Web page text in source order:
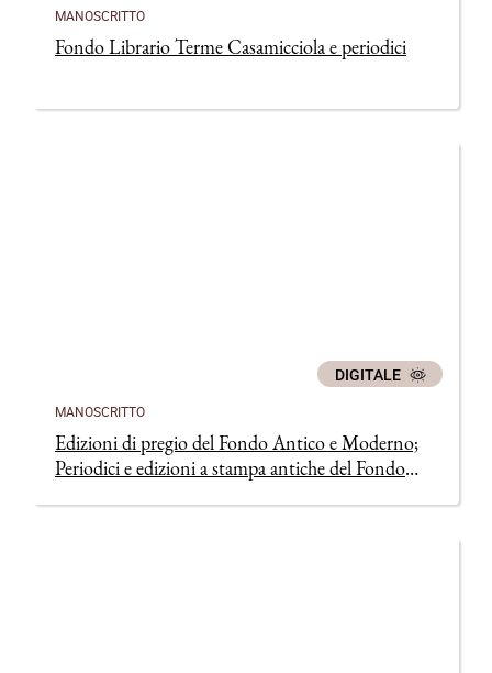
MANOSCRITTO
Fondo Librario Terme Casamicciola e periodici
DIGITALE
MANOSCRITTO
Edizioni di pregio del Fondo Antico e Moderno;
Periodici e edizioni a stampa antiche del Fondo